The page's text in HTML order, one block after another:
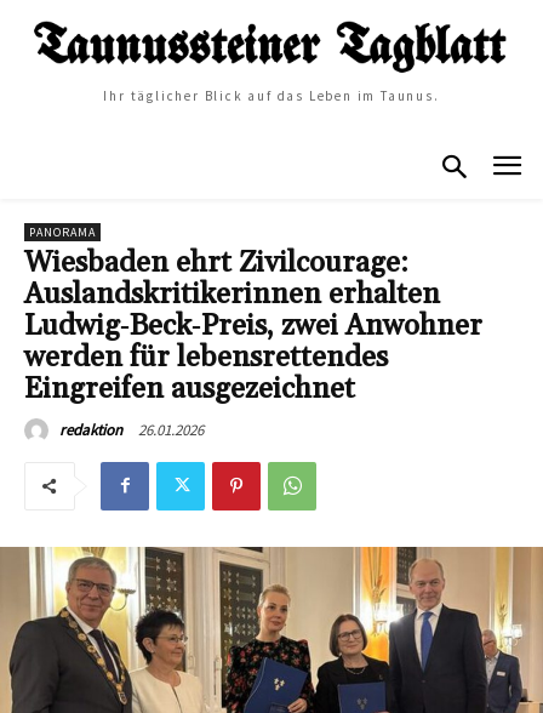
Ihr täglicher Blick auf das Leben im Taunus.
PANORAMA
Wiesbaden ehrt Zivilcourage:
Auslandskritikerinnen erhalten
Ludwig‑Beck‑Preis, zwei Anwohner
werden für lebensrettendes
Eingreifen ausgezeichnet
redaktion 26.01.2026